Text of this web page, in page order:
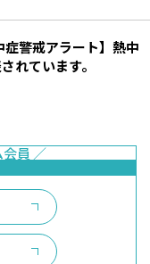
警戒アラート】熱中
れています。